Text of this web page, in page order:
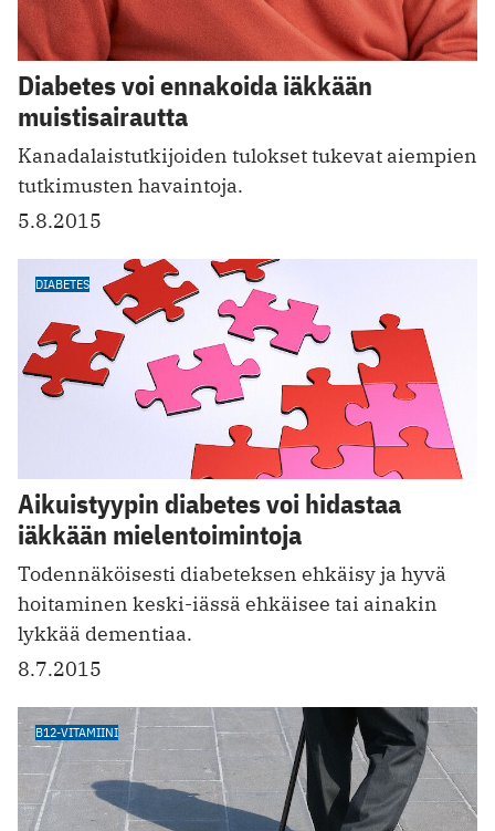
Diabetes voi ennakoida iäkkään
muistisairautta
Kanadalaistutkijoiden tulokset tukevat aiempien
tutkimusten havaintoja.
5.8.2015
DIABETES
Aikuistyypin diabetes voi hidastaa
iäkkään mielentoimintoja
Todennäköisesti diabeteksen ehkäisy ja hyvä
hoitaminen keski-iässä ehkäisee tai ainakin
lykkää dementiaa.
8.7.2015
B12-VITAMIINI